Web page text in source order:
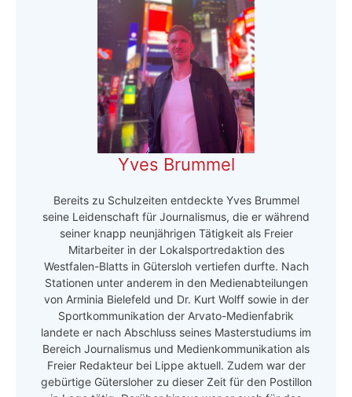
Yves Brummel
Bereits zu Schulzeiten entdeckte Yves Brummel
seine Leidenschaft für Journalismus, die er während
seiner knapp neunjährigen Tätigkeit als Freier
Mitarbeiter in der Lokalsportredaktion des
Westfalen-Blatts in Gütersloh vertiefen durfte. Nach
Stationen unter anderem in den Medienabteilungen
von Arminia Bielefeld und Dr. Kurt Wolff sowie in der
Sportkommunikation der Arvato-Medienfabrik
landete er nach Abschluss seines Masterstudiums im
Bereich Journalismus und Medienkommunikation als
Freier Redakteur bei Lippe aktuell. Zudem war der
gebürtige Gütersloher zu dieser Zeit für den Postillon